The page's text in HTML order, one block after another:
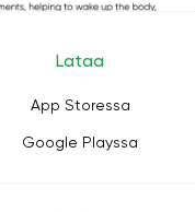
Lataa
App Storessa
Google Playssa